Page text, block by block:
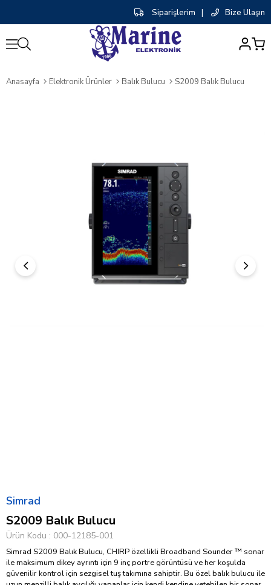
Siparişlerim | Bize Ulaşın
Anasayfa Elektronik Ürünler Balık Bulucu S2009 Balık Bulucu
Simrad
S2009 Balık Bulucu
Ürün Kodu 000-12185-001
Simrad S2009 Balık Bulucu, CHIRP özellikli Broadband Sounder ™ sonar
ile maksimum dikey ayrıntı için 9 inç portre görüntüsü ve her koşulda
güvenilir kontrol için sezgisel tuş takımına sahiptir. Bu özel balık bulucu ile